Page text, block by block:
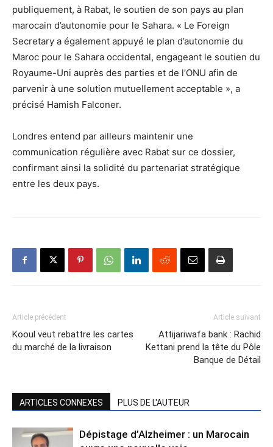
publiquement, à Rabat, le soutien de son pays au plan
marocain d’autonomie pour le Sahara. « Le Foreign
Secretary a également appuyé le plan d’autonomie du
Maroc pour le Sahara occidental, engageant le soutien du
Royaume-Uni auprès des parties et de l’ONU afin de
parvenir à une solution mutuellement acceptable », a
précisé Hamish Falconer.
Londres entend par ailleurs maintenir une
communication régulière avec Rabat sur ce dossier,
confirmant ainsi la solidité du partenariat stratégique
entre les deux pays.
Article précédent
Kooul veut rebattre les cartes
du marché de la livraison
Article suivant
Attijariwafa bank : Rachid
Kettani prend la tête du Pôle
Banque de Détail
ARTICLES CONNEXES PLUS DE L'AUTEUR
Dépistage d’Alzheimer : un Marocain